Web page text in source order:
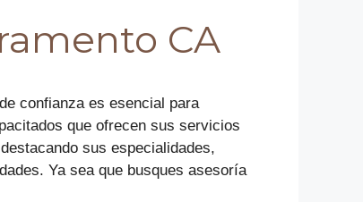
CA
confianza es esencial para
que ofrecen sus servicios
sus especialidades,
Ya sea que busques asesoría